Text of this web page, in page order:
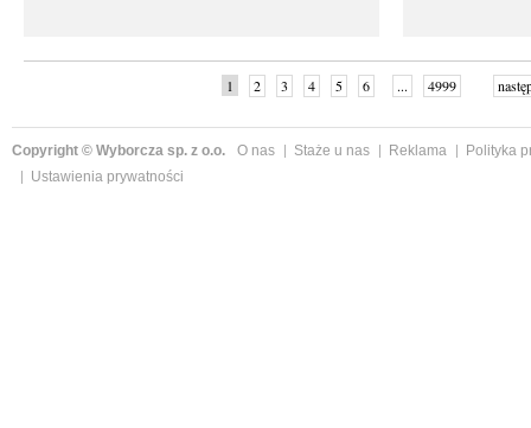
1 2 3 4 5 6 ... 4999
Copyright © Wyborcza sp. z o.o. O nas Staże u nas Reklama
Polityka
Ustawienia prywatności